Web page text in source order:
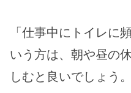
「仕事中にトイレに
いう方は、朝や昼の
しむと良いでしょう。